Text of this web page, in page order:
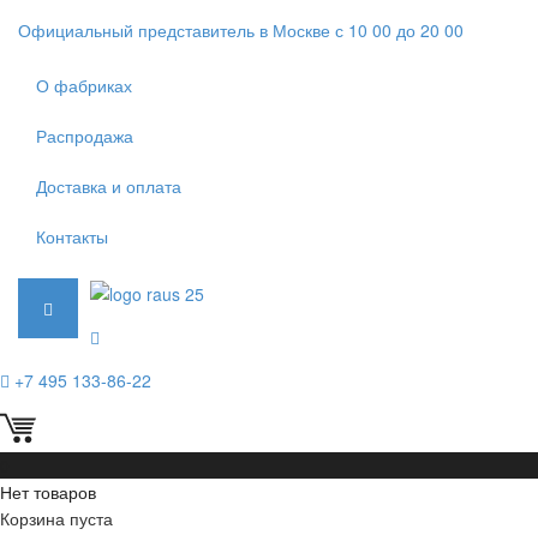
Официальный представитель в Москве с 10 00 до 20 00
О фабриках
Распродажа
Доставка и оплата
Контакты
+7 495 133-86-22
Нет товаров
Корзина пуста